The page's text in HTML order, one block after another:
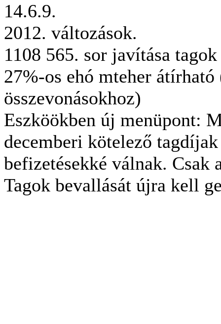
14.6.9.
2012. változások.
1108 565. sor javítása tagok
27%-os ehó mteher
összevonásokhoz)
Eszköökben új menüpont:
decemberi kötelező
befizetésekké válnak. Csak
Tagok bevallását újra kell